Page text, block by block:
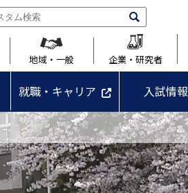
地域・一般 企業・研究者
就職・キャリア 入試情報